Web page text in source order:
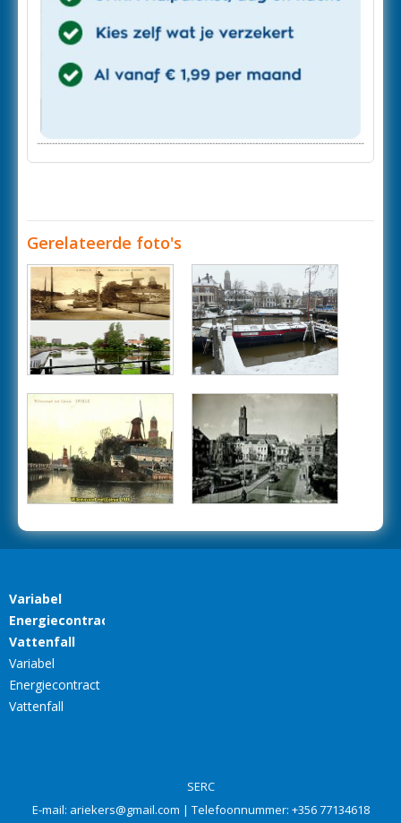
Gerelateerde foto's
SERC
E-mail: ariekers@gmail.com | Telefoonnummer: +356 77134618